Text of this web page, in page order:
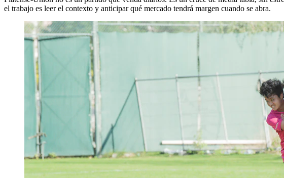
el trabajo es leer el contexto y anticipar qué mercado tendrá margen cuando se abra.